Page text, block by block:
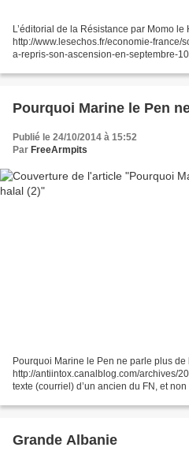
L’éditorial de la Résistance par Momo le
http://www.lesechos.fr/economie-
a-repris-son-ascension-en-septembre-
d’étonnant,...
Pourquoi Marine le Pen
Publié le 24/10/2014 à 15:52
Par FreeArmpits
Pourquoi Marine le Pen ne parle plus de
http://antiintox.canalblog.com/archives/
texte (courriel) d’un ancien du FN, et
Grande Albanie